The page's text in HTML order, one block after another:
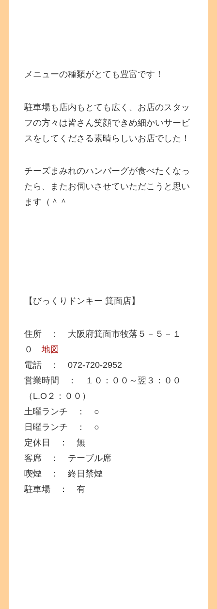
メニューの種類がとても豊富です！
駐車場も店内もとても広く、お店のスタッ
フの方々は皆さん笑顔できめ細かいサービ
スをしてくださる素晴らしいお店でした！
チーズまみれのハンバーグが食べたくなっ
たら、またお伺いさせていただこうと思い
ます（＾＾
【びっくりドンキー 箕面店】
住所 ： 大阪府箕面市牧落５－５－１
０地図
電話 ： 072-720-2952
営業時間 ： １０：００～翌３：００
（L.O２：００）
土曜ランチ ： ○
日曜ランチ ： ○
定休日 ： 無
客席 ： テーブル席
喫煙 ： 終日禁煙
駐車場 ： 有